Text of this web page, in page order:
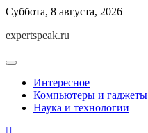
Skip
content
Суббота, 8 августа, 2026
expertspeak.ru
Интересное
Компьютеры и гаджеты
Наука и технологии